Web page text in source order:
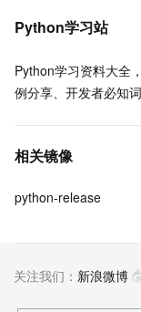
Python学习站
Python学习资料大全
例分享、开发者必知词
相关镜像
python-release
关注我们： 新浪微博